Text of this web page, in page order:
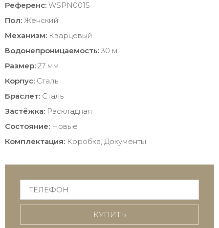
Референс: WSPN0015
Пол: Женский
Механизм: Кварцевый
Водонепроницаемость: 30 м
Размер: 27 мм
Корпус: Сталь
Браслет: Сталь
Застёжка: Раскладная
Состояние: Новые
Комплектация: Коробка, Документы
КУПИТЬ